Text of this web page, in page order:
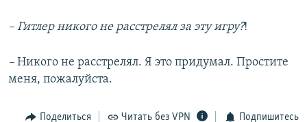
– Гитлер никого не расстрелял за эту игру?!
– Никого не расстрелял. Я это придумал. Простите
меня, пожалуйста.
Поделиться Читать без VPN Подпишитесь